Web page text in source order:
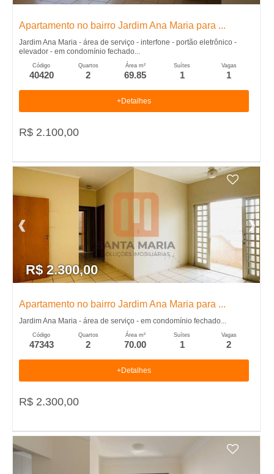
Apartamento no bairro Jardim Ana Maria para ...
Jardim Ana Maria - área de serviço - interfone - portão eletrônico -
elevador - em condomínio fechado...
Código
40420
Quartos
2
Área m²
69.85
Suítes
1
Vagas
1
+Detalhes
R$ 2.100,00
R$ 2.300,00
Apartamento no bairro Jardim Ana Maria para ...
Jardim Ana Maria - área de serviço - em condomínio fechado...
Código
47343
Quartos
2
Área m²
70.00
Suítes
1
Vagas
2
+Detalhes
R$ 2.300,00